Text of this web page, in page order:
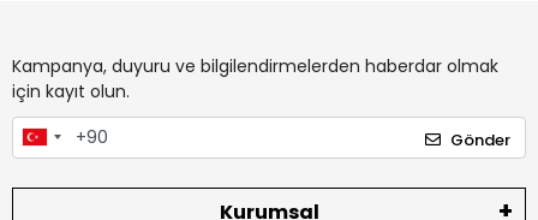
Kampanya, duyuru ve bilgilendirmelerden haberdar olmak
için kayıt olun.
Gönder
Kurumsal